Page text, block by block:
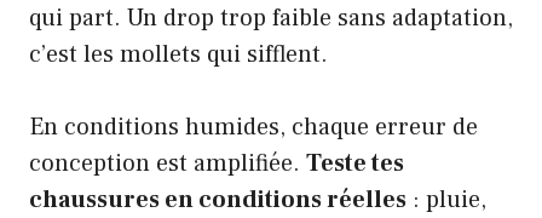
qui part. Un drop trop faible sans adaptation,
c’est les mollets qui sifflent.
En conditions humides, chaque erreur de
conception est amplifiée. Teste tes
chaussures en conditions réelles : pluie,